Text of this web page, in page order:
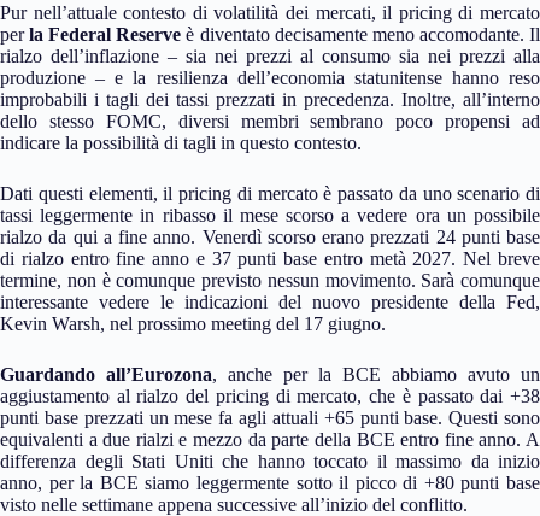
Pur nell’attuale contesto di volatilità dei mercati, il pricing di mercato
perla Federal Reserve è diventato decisamente meno accomodante. Il
rialzo dell’inflazione – sia nei prezzi al consumo sia nei prezzi alla
produzione – e la resilienza dell’economia statunitense hanno reso
improbabili i tagli dei tassi prezzati in precedenza. Inoltre, all’interno
dello stesso FOMC, diversi membri sembrano poco propensi ad
indicare la possibilità di tagli in questo contesto.
Dati questi elementi, il pricing di mercato è passato da uno scenario di
tassi leggermente in ribasso il mese scorso a vedere ora un possibile
rialzo da qui a fine anno. Venerdì scorso erano prezzati 24 punti base
di rialzo entro fine anno e 37 punti base entro metà 2027. Nel breve
termine, non è comunque previsto nessun movimento. Sarà comunque
interessante vedere le indicazioni del nuovo presidente della Fed,
Kevin Warsh, nel prossimo meeting del 17 giugno.
Guardando all’Eurozona, anche per la BCE abbiamo avuto un
aggiustamento al rialzo del pricing di mercato, che è passato dai +38
punti base prezzati un mese fa agli attuali +65 punti base. Questi sono
equivalenti a due rialzi e mezzo da parte della BCE entro fine anno. A
differenza degli Stati Uniti che hanno toccato il massimo da inizio
anno, per la BCE siamo leggermente sotto il picco di +80 punti base
visto nelle settimane appena successive all’inizio del conflitto.